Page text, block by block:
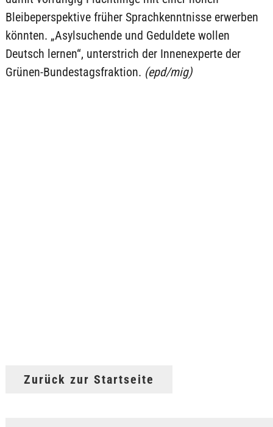
Bleibeperspektive früher Sprachkenntnisse erwerben
könnten. „Asylsuchende und Geduldete wollen
Deutsch lernen“, unterstrich der Innenexperte der
Grünen-Bundestagsfraktion. (epd/mig)
Zurück zur Startseite